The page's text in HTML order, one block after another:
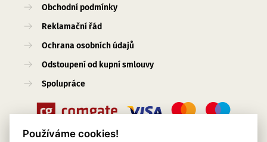
Obchodní podmínky
Reklamační řád
Ochrana osobních údajů
Odstoupení od kupní smlouvy
Spolupráce
Používáme cookies!